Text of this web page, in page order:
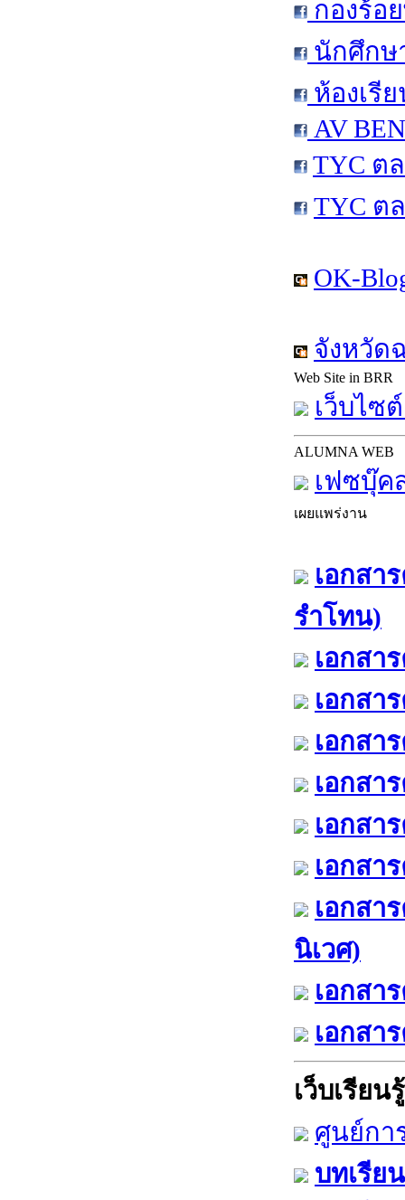
กองร้อ
นักศึกษ
ห้องเรี
AV
TYC ต
TYC ต
OK-
จังหวัด
Web Site in BRR
เว็บไซ
ALUMNA WEB
เฟซบุ๊ค
เผยแพร่งาน
เอกสา
รำโทน)
เอกสา
เอกสา
เอกสา
เอกสา
เอกสา
เอกสา
เอกสา
นิเวศ)
เอกสา
เอกสา
เว็บเรียนรู้
ศูนย์กา
บทเรีย